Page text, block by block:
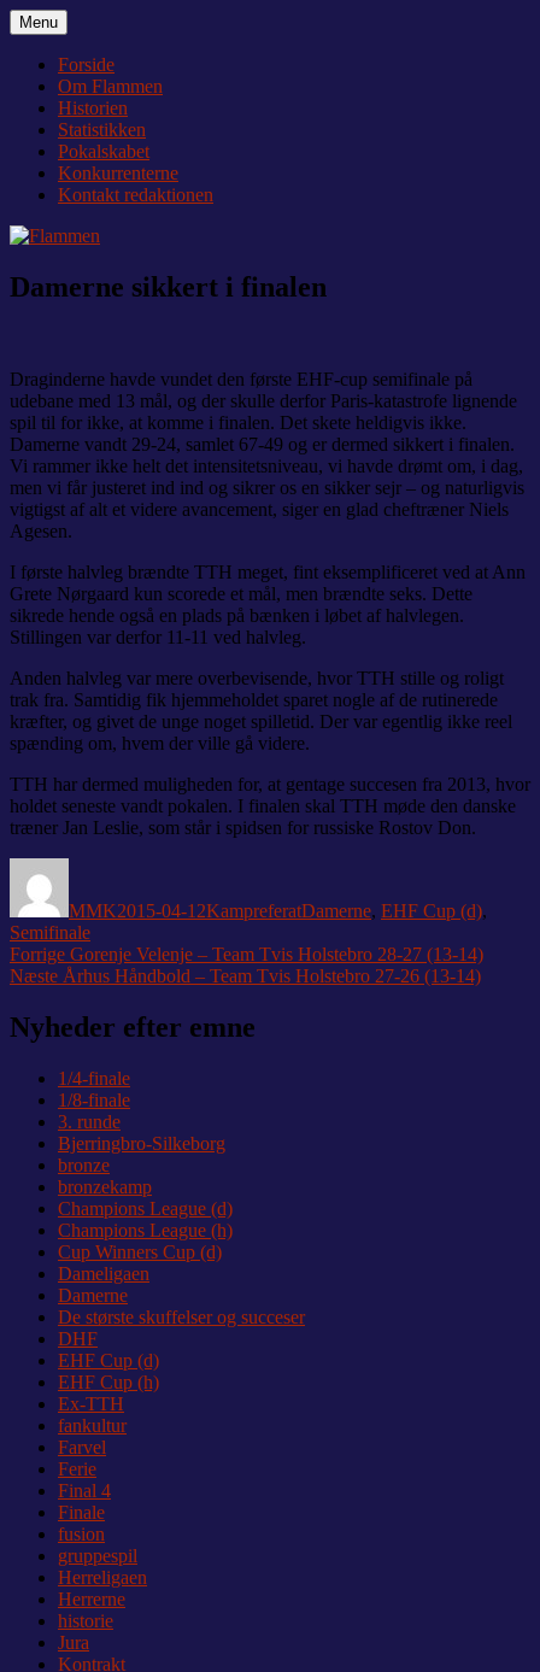
Videre
til
indhold
Flammen
Nyheder og debat om Team Tvis Holstebro
Menu
Forside
Om Flammen
Historien
Statistikken
Pokalskabet
Konkurrenterne
Kontakt redaktionen
Damerne sikkert i finalen
Draginderne havde vundet den første EHF-cup semifinale på
udebane med 13 mål, og der skulle derfor Paris-katastrofe lignende
spil til for ikke, at komme i finalen. Det skete heldigvis ikke.
Damerne vandt 29-24, samlet 67-49 og er dermed sikkert i finalen.
Vi rammer ikke helt det intensitetsniveau, vi havde drømt om, i dag,
men vi får justeret ind ind og sikrer os en sikker sejr – og naturligvis
vigtigst af alt et videre avancement, siger en glad cheftræner Niels
Agesen.
I første halvleg brændte TTH meget, fint eksemplificeret ved at Ann
Grete Nørgaard kun scorede et mål, men brændte seks. Dette
sikrede hende også en plads på bænken i løbet af halvlegen.
Stillingen var derfor 11-11 ved halvleg.
Anden halvleg var mere overbevisende, hvor TTH stille og roligt
trak fra. Samtidig fik hjemmeholdet sparet nogle af de rutinerede
kræfter, og givet de unge noget spilletid. Der var egentlig ikke reel
spænding om, hvem der ville gå videre.
TTH har dermed muligheden for, at gentage succesen fra 2013, hvor
holdet seneste vandt pokalen. I finalen skal TTH møde den danske
træner Jan Leslie, som står i spidsen for russiske Rostov Don.
MMK2015-04-12KampreferatDamerne, EHF Cup (d),
Semifinale
Indlægsnavigation
Forrige Forrige
indlæg:
Gorenje Velenje – Team Tvis Holstebro 28-27 (13-14)
Næste Næste
Århus Håndbold – Team Tvis Holstebro 27-26 (13-14)
Nyheder efter emne
1/4-finale
1/8-finale
3. runde
Bjerringbro-Silkeborg
bronze
bronzekamp
Champions League (d)
Champions League (h)
Cup Winners Cup (d)
Dameligaen
Damerne
De største skuffelser og succeser
DHF
EHF Cup (d)
EHF Cup (h)
Ex-TTH
fankultur
Farvel
Ferie
Final 4
Finale
fusion
gruppespil
Herreligaen
Herrerne
historie
Jura
Kontrakt